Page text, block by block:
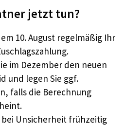
jetzt tun?
10. August regelmäßig Ihr
im Dezember den neuen
und legen Sie ggf.
falls die Berechnung
bei Unsicherheit frühzeitig